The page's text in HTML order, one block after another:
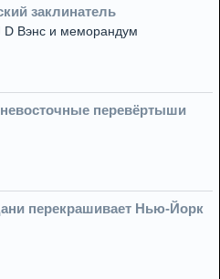
заклинатель
D Вэнс и меморандум
перевёртыши
перекрашивает Нью-Йорк